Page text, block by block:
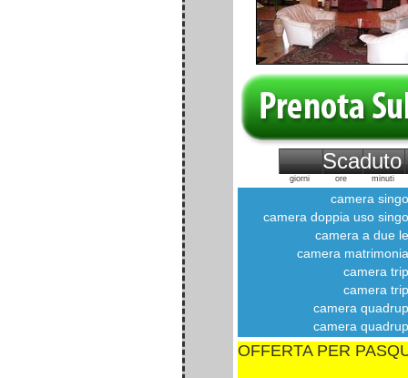
Scaduto
giorni ore minuti
camera
camera doppia uso
camera a due
camera
camera
camera
camera
camera
OFFERTA PER